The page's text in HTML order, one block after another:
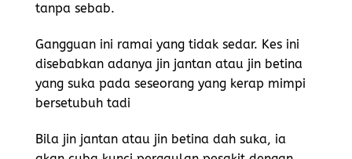
tanpa sebab.
Gangguan ini ramai yang tidak sedar. Kes ini
disebabkan adanya jin jantan atau jin betina
yang suka pada seseorang yang kerap mimpi
bersetubuh tadi
Bila jin jantan atau jin betina dah suka, ia